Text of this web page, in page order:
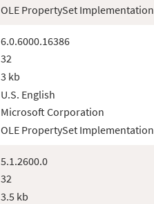
OLE PropertySet Implementation
6.0.6000.16386
32
3 kb
U.S. English
Microsoft Corporation
OLE PropertySet Implementation
5.1.2600.0
32
3.5 kb